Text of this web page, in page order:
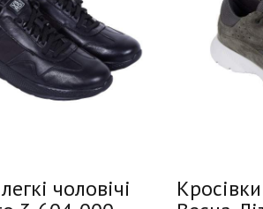
чоловічі